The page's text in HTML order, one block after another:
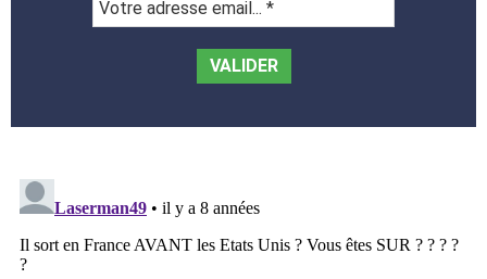
adresse